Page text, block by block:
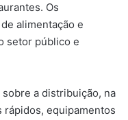
Os
alimentação e
setor público e
a distribuição, na
rápidos, equipamentos